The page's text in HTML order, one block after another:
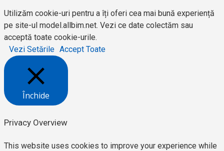
Utilizăm cookie-uri pentru a îți oferi cea mai bună experiență
pe site-ul model.allbim.net. Vezi ce date colectăm sau
acceptă toate cookie-urile.
Vezi Setările Accept Toate
Închide
Privacy Overview
This website uses cookies to improve your experience while